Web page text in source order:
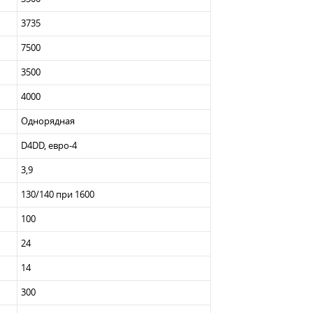
3735
7500
3500
4000
Однорядная
D4DD, евро-4
3,9
130/140 при 1600
100
24
14
300